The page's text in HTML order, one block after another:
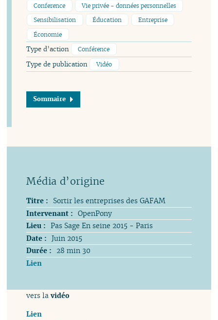
Conference
Vie privée - données personnelles
Sensibilisation
Éducation
Entreprise
Économie
Type d’action Conférence
Type de publication Vidéo
Sommaire
Titre :
Sortir les entreprises des GAFAM
Intervenant : OpenPony
Lieu : Pas Sage En seine 2015 - Paris
Date : Juin 2015
Durée :
28 min 30
Lien
vers lavidéo
Lien